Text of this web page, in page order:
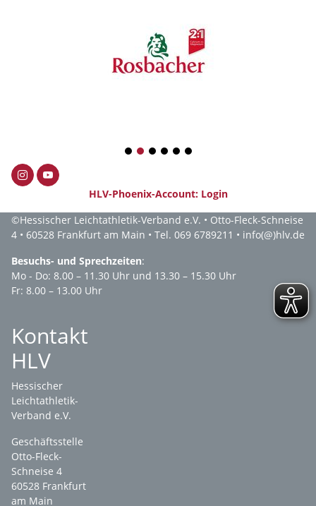
1 2 3 4 5 6
HLV-Phoenix-Account: Login
©Hessischer Leichtathletik-Verband e.V. • Otto-Fleck-Schneise
4 • 60528 Frankfurt am Main • Tel. 069 6789211 • info(@)hlv.de
Besuchs- und Sprechzeiten:
Mo - Do: 8.00 – 11.30 Uhr und 13.30 – 15.30 Uhr
Fr: 8.00 – 13.00 Uhr
Kontakt
HLV
Hessischer
Leichtathletik-
Verband e.V.
Geschäftsstelle
Otto-Fleck-
Schneise 4
60528 Frankfurt
am Main